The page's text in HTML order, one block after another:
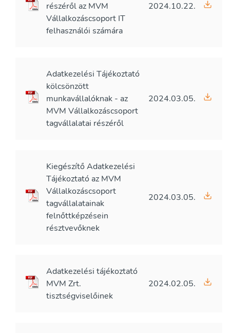
részéről az MVM
Vállalkozáscsoport IT
felhasználói számára
2024.10.22.
Adatkezelési Tájékoztató
kölcsönzött
munkavállalóknak - az
MVM Vállalkozáscsoport
tagvállalatai részéről
2024.03.05.
Kiegészítő Adatkezelési
Tájékoztató az MVM
Vállalkozáscsoport
tagvállalatainak
felnőttképzésein
résztvevőknek
2024.03.05.
Adatkezelési tájékoztató
MVM Zrt.
tisztségviselőinek
2024.02.05.